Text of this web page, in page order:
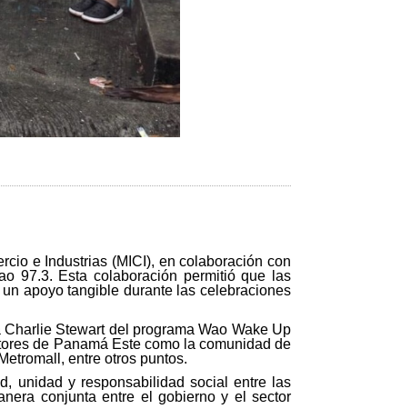
e Industrias (MICI), en colaboración con
97.3. Esta colaboración permitió que las
apoyo tangible durante las celebraciones
Stewart del programa Wao Wake Up
de Panamá Este como la comunidad de
entre otros puntos.
unidad y responsabilidad social entre las
conjunta entre el gobierno y el sector